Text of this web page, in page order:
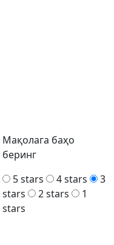
Мақолага баҳо
беринг
5 stars
4 stars
3
stars
2 stars
1
stars